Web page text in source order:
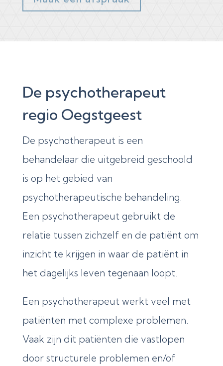
De psychotherapeut
regio Oegstgeest
De psychotherapeut is een
behandelaar die uitgebreid geschoold
is op het gebied van
psychotherapeutische behandeling.
Een psychotherapeut gebruikt de
relatie tussen zichzelf en de patiënt om
inzicht te krijgen in waar de patiënt in
het dagelijks leven tegenaan loopt.
Een psychotherapeut werkt veel met
patiënten met complexe problemen.
Vaak zijn dit patiënten die vastlopen
door structurele problemen en/of